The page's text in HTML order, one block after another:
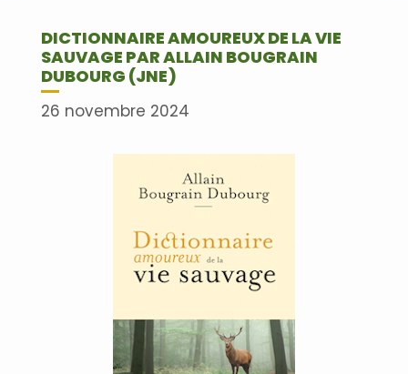
DICTIONNAIRE AMOUREUX DE LA VIE
SAUVAGE PAR ALLAIN BOUGRAIN
DUBOURG (JNE)
26 novembre 2024